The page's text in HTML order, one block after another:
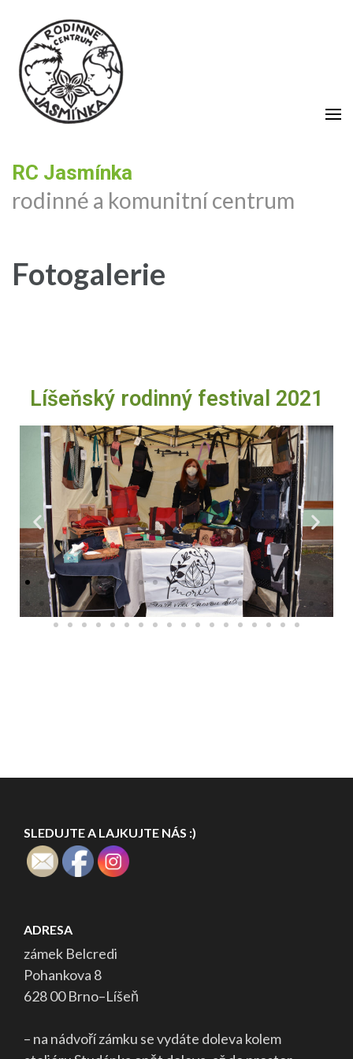
RC Jasmínka
rodinné a komunitní centrum
Fotogalerie
Líšeňský rodinný festival 2021
SLEDUJTE A LAJKUJTE NÁS :)
ADRESA
zámek Belcredi
Pohankova 8
628 00 Brno–Líšeň
– na nádvoří zámku se vydáte doleva kolem